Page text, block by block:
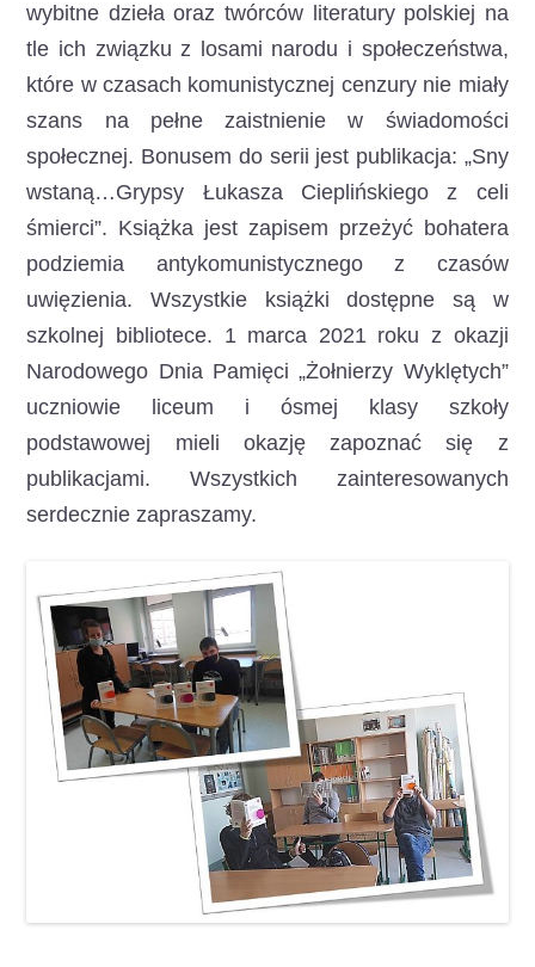
wybitne dzieła oraz twórców literatury polskiej na
tle ich związku z losami narodu i społeczeństwa,
które w czasach komunistycznej cenzury nie miały
szans na pełne zaistnienie w świadomości
społecznej. Bonusem do serii jest publikacja: „Sny
wstaną…Grypsy Łukasza Cieplińskiego z celi
śmierci”. Książka jest zapisem przeżyć bohatera
podziemia antykomunistycznego z czasów
uwięzienia. Wszystkie książki dostępne są w
szkolnej bibliotece. 1 marca 2021 roku z okazji
Narodowego Dnia Pamięci „Żołnierzy Wyklętych”
uczniowie liceum i ósmej klasy szkoły
podstawowej mieli okazję zapoznać się z
publikacjami. Wszystkich zainteresowanych
serdecznie zapraszamy.